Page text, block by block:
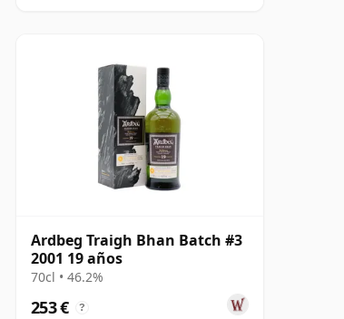
Ardbeg Traigh Bhan Batch #3
2001 19 años
70cl • 46.2%
253 € ?